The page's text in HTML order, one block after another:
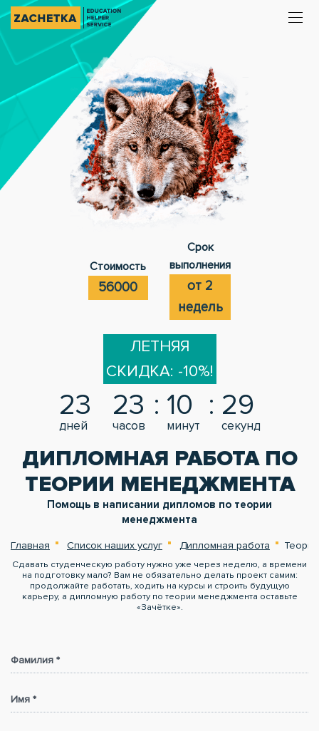
Стоимость
56000
Срок
выполнения
от 2
недель
ЛЕТНЯЯ
СКИДКА: -10%!
23
дней
23
часов
10
минут
29
секунд
ДИПЛОМНАЯ РАБОТА ПО
ТЕОРИИ МЕНЕДЖМЕНТА
Помощь в написании дипломов по теории
менеджмента
Главная Список наших услуг Дипломная работа
Сдавать студенческую работу нужно уже через неделю, а времени
на подготовку мало? Вам не обязательно делать проект самим:
продолжайте работать, ходить на курсы и строить будущую
карьеру, а дипломную работу по теории менеджмента оставьте
«Зачётке».
Фамилия *
Имя *